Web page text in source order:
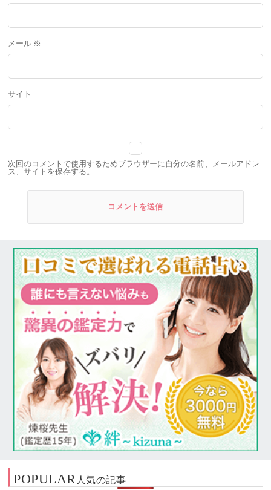
メール ※
サイト
次回のコメントで使用するためブラウザーに自分の名前、メールアドレ
ス、サイトを保存する。
POPULAR人気の記事